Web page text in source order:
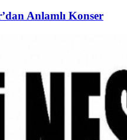
Anlamlı Konser